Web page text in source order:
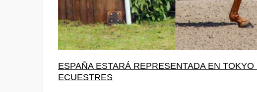
ESPAÑA ESTARÁ REPRESENTADA EN
ECUESTRES